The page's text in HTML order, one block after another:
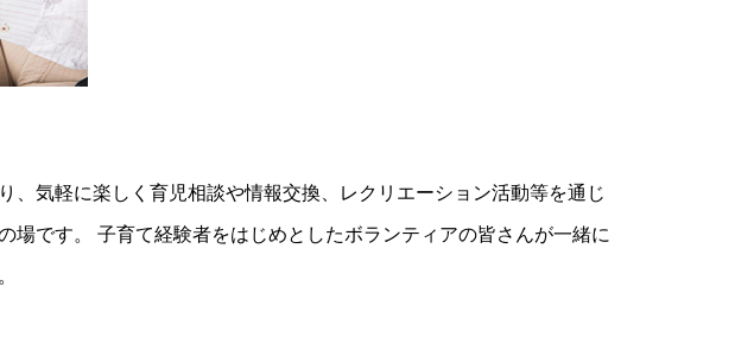
、気軽に楽しく育児相談や情報交換、レクリエーション活動等を通じ
場です。 子育て経験者をはじめとしたボランティアの皆さんが一緒に